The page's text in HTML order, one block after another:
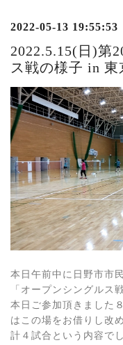
2022-05-13 19:55:53
2022.5.15(日)第
ス戦の様子 in 東
本日午前中に日野市市
「オープンシングルス
本日ご参加頂きました
はこの場をお借りし改
計４試合という内容で